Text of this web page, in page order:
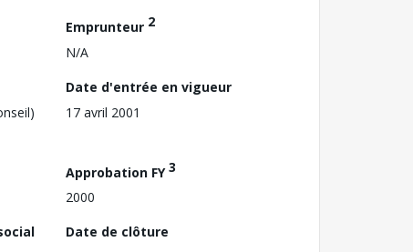
Emprunteur 2
N/A
Date d'entrée en vigueur
17 avril 2001
Approbation FY3
2000
Date de clôture